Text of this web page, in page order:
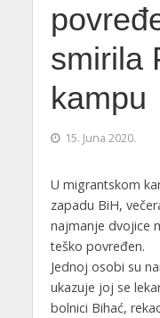
smirila
kampu
15. Juna 2020.
U migrantskom
zapadu BiH,
najmanje dvojice
teško povređen.
Jednoj osobi su
ukazuje joj se
bolnici Bihać,